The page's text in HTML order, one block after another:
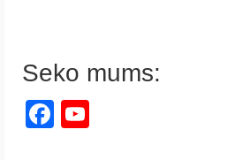
Seko mums:
Facebook